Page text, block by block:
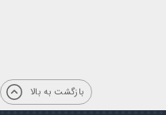
بازگشت به بالا